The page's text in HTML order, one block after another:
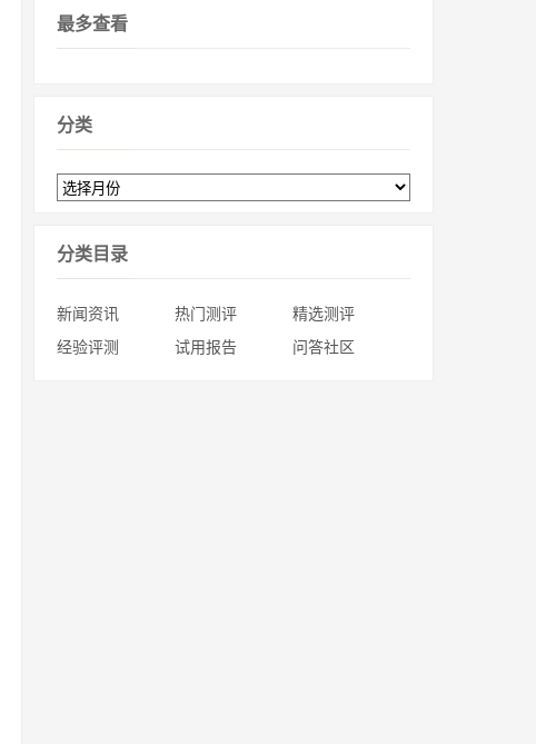
最多查看
分类
分类目录
新闻资讯 热门测评
精选测评
经验评测
试用报告 问答社区